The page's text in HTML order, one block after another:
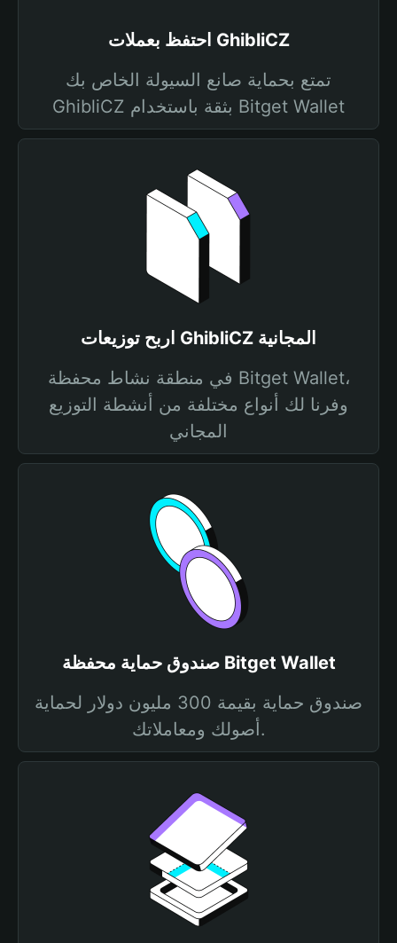
احتفظ بعملات GhibliCZ
تمتع بحماية صانع السيولة الخاص بك
GhibliCZ بثقة باستخدام Bitget Wallet
اربح توزيعات GhibliCZ المجانية
في منطقة نشاط محفظة Bitget Wallet،
وفرنا لك أنواع مختلفة من أنشطة التوزيع
المجاني
صندوق حماية محفظة Bitget Wallet
صندوق حماية بقيمة 300 مليون دولار لحماية
أصولك ومعاملاتك.